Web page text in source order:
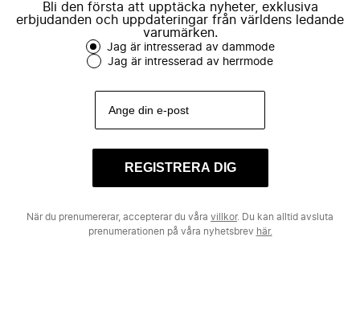
Bli den första att upptäcka nyheter, exklusiva
erbjudanden och uppdateringar från världens ledande
varumärken.
Jag är intresserad av dammode
Jag är intresserad av herrmode
REGISTRERA DIG
När du prenumererar, accepterar du våra villkor. Du kan alltid avsluta
prenumerationen på våra nyhetsbrev här.